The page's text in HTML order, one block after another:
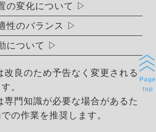
の変化について
性のバランス
について
良のため予告なく変更される
。
門知識が必要な場合があるた
の作業を推奨します。
Page
top